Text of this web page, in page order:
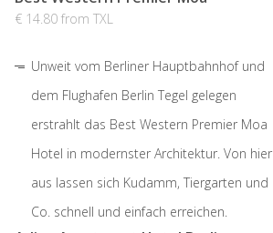
€ 14.80 from TXL
Unweit vom Berliner Hauptbahnhof und
dem Flughafen Berlin Tegel gelegen
erstrahlt das Best Western Premier Moa
Hotel in modernster Architektur. Von hier
aus lassen sich Kudamm, Tiergarten und
Co. schnell und einfach erreichen.